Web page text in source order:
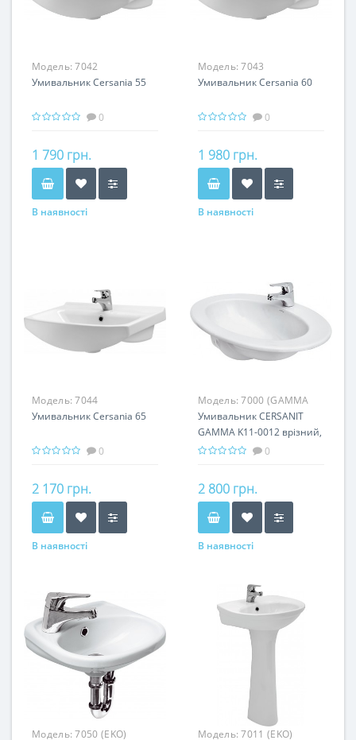
Модель:7042
Умивальник Cersania 55
0
1 790 грн.
В наявності
Модель:7043
Умивальник Cersania 60
0
1 980 грн.
В наявності
Модель:7044
Умивальник Cersania 65
0
2 170 грн.
В наявності
Модель:7000 (GAMMA
K11-0012)
Умивальник CERSANIT
GAMMA K11-0012 врізний,
63 см
0
2 800 грн.
В наявності
Модель:7050 (EKO) Модель:7011 (EKO)